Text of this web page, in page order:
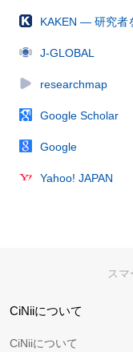
KAKEN — 研究者
J-GLOBAL
researchmap
Google Scholar
Google
Yahoo! JAPAN
ス
CiNiiについて
CiNiiについて